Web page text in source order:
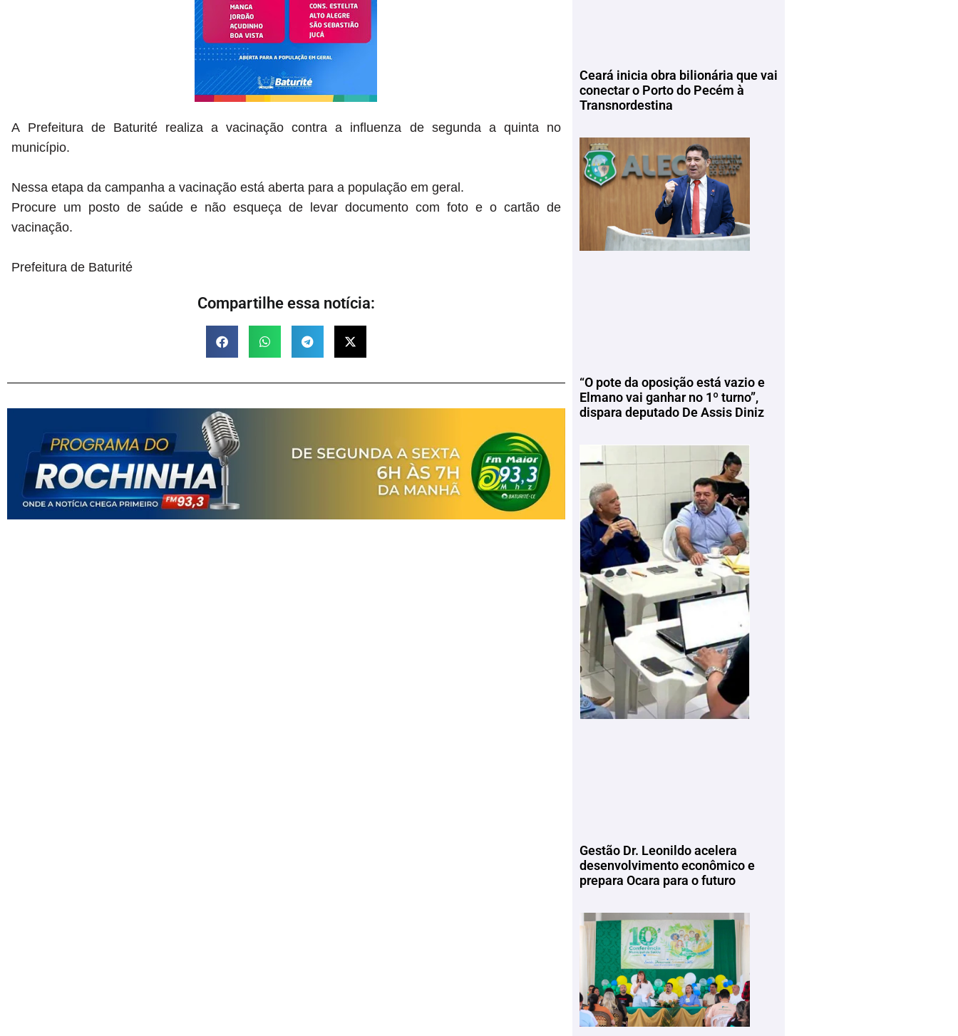
A Prefeitura de Baturité realiza a vacinação contra a influenza de segunda a quinta no
município.
Nessa etapa da campanha a vacinação está aberta para a população em geral.
Procure um posto de saúde e não esqueça de levar documento com foto e o cartão de
vacinação.
Prefeitura de Baturité
Compartilhe essa notícia:
Ceará inicia obra bilionária que vai
conectar o Porto do Pecém à
Transnordestina
“O pote da oposição está vazio e
Elmano vai ganhar no 1º turno”,
dispara deputado De Assis Diniz
Gestão Dr. Leonildo acelera
desenvolvimento econômico e
prepara Ocara para o futuro